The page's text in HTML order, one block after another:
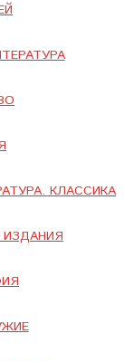
КЛАССИКА